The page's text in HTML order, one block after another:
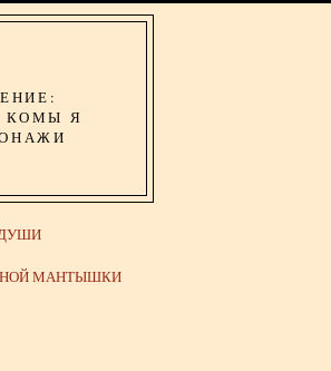
КОМЫ Я
ДУШИ
МАНТЫШКИ